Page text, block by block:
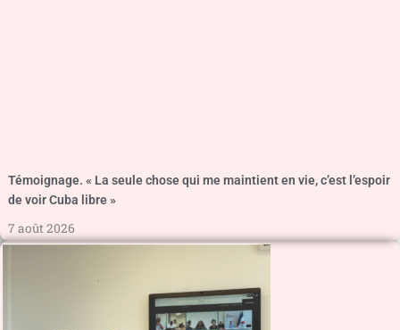
Témoignage. « La seule chose qui me maintient en vie, c’est l’espoir
de voir Cuba libre »
7 août 2026